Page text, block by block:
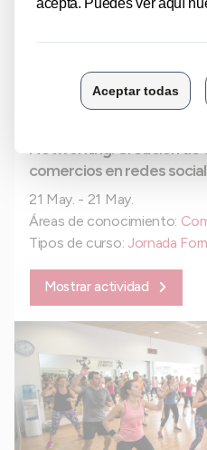
Networking: Creación de
comercios en redes
21 May. - 21 May.
Áreas de conocimiento:
Tipos de curso: Jornada
Mostrar actividad